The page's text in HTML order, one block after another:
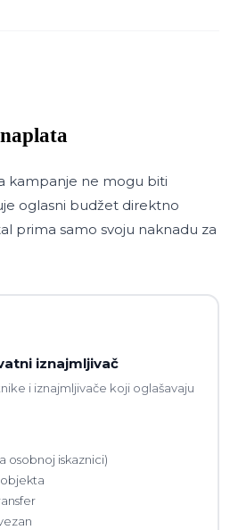
kampanje ne mogu biti
oglasni budžet direktno
prima samo svoju naknadu za
iznajmljivač
i iznajmljivače koji oglašavaju
osobnoj iskaznici)